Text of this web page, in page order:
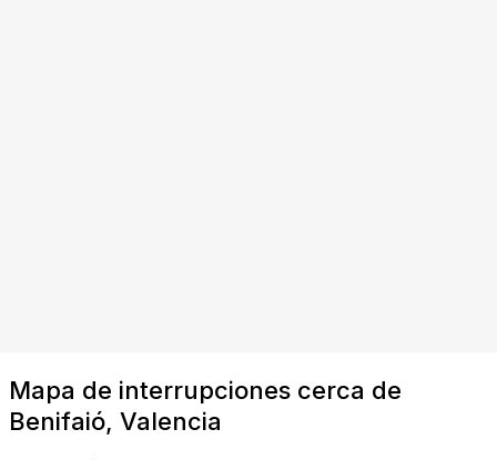
Mapa de interrupciones cerca de
Benifaió, Valencia